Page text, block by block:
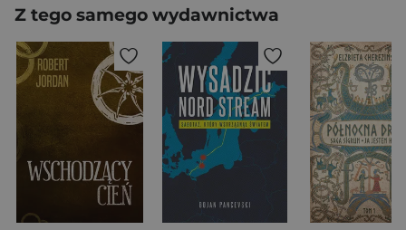
Z tego samego wydawnictwa